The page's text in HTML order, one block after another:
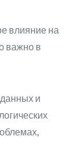
влияние на
важно в
и